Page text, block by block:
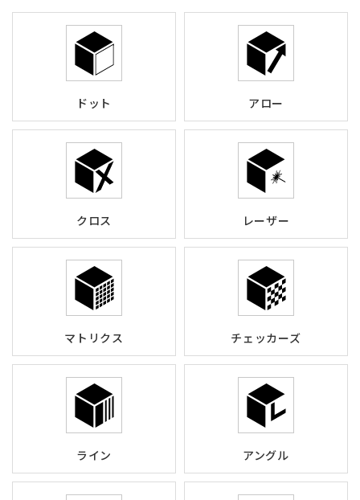
ドット アロー
クロス レーザー
マトリクス チェッカーズ
ライン アングル